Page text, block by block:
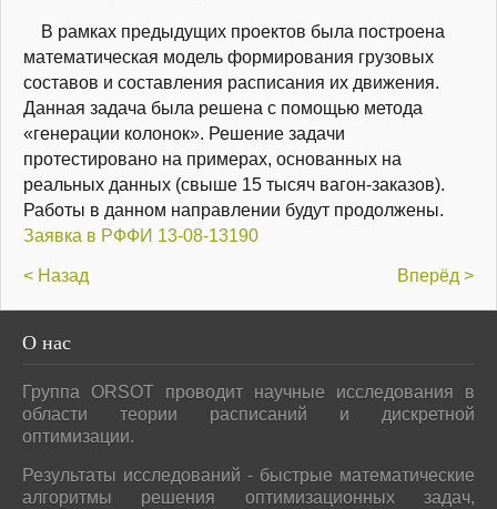
В рамках предыдущих проектов была построена
математическая модель формирования грузовых
составов и составления расписания их движения.
Данная задача была решена с помощью метода
«генерации колонок». Решение задачи
протестировано на примерах, основанных на
реальных данных (свыше 15 тысяч вагон-заказов).
Работы в данном направлении будут продолжены.
Заявка в РФФИ 13-08-13190
< Назад Вперёд >
О нас
Группа ORSOT проводит научные исследования в
области теории расписаний и дискретной
оптимизации.
Результаты исследований - быстрые математические
алгоритмы решения оптимизационных задач,